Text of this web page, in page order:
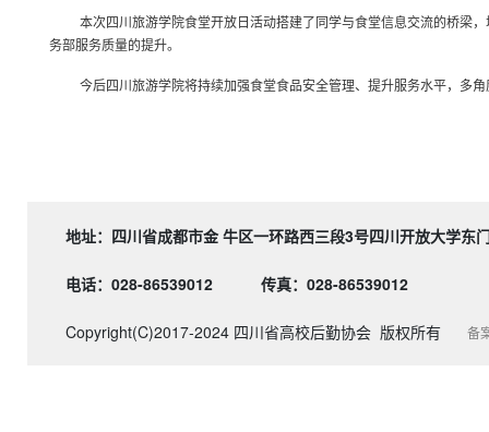
本次四川旅游学院食堂开放日活动搭建了同学与食堂信息交流的桥梁
务部服务质量的提升。
今后四川旅游学院将持续加强食堂食品安全管理、提升服务水平，多
地址：四川省成都市金 牛区一环路西三段3号四川开
电话：028-86539012 传真：028-86539012
Copyright(C)2017-2024 四川省高校后勤协会 版权所有 备